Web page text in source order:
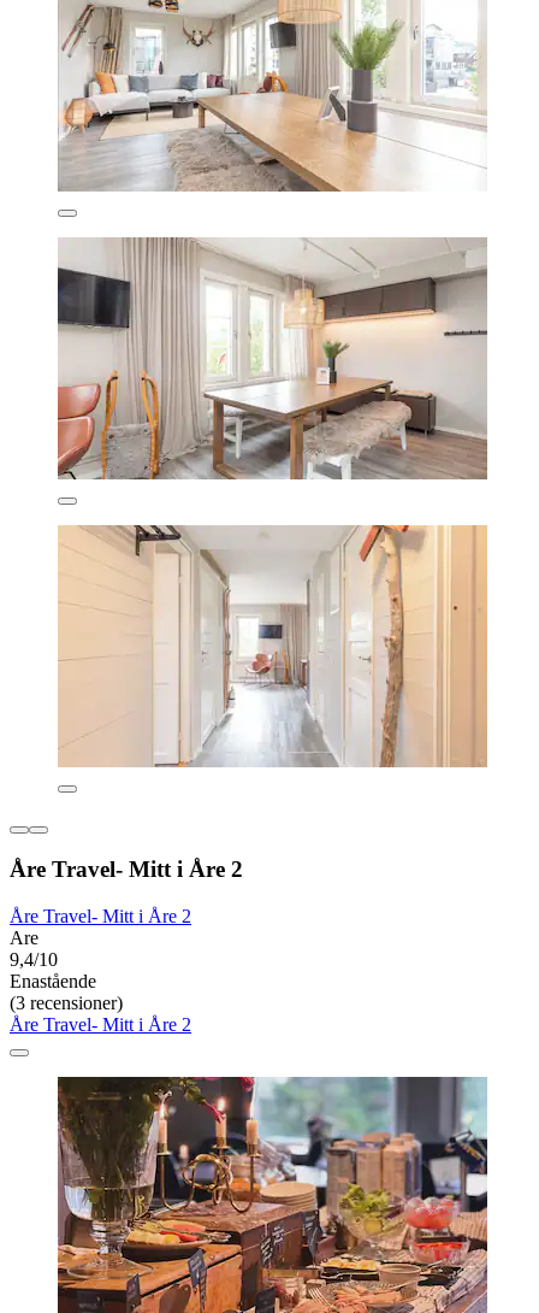
Åre Travel- Mitt i Åre 2
Åre Travel- Mitt i Åre 2
Are
9,4/10
Enastående
(3 recensioner)
Åre Travel- Mitt i Åre 2